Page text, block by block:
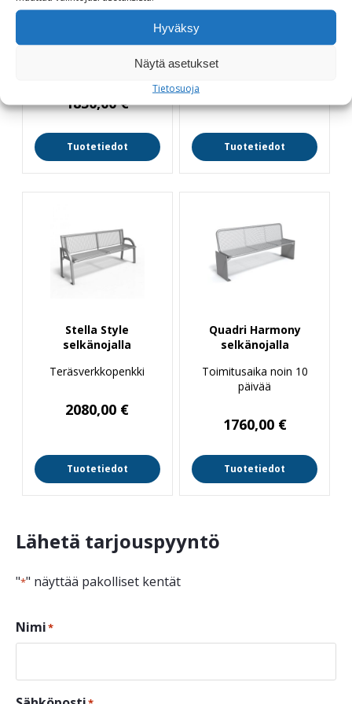
Hyväksy
Näytä asetukset
Tietosuoja
Piazza+ Harmony 180
selkänojalla, kiinteä
Toimitusaika noin 10
1850,00€
Tuotetiedot
Siesta Style Recyc
Kierrätyspenkki
Tuotetiedot
Stella Style
selkänojalla
Teräsverkkopenkki
2080,00 €
Tuotetiedot
Quadri Harmony
selkänojalla
Toimitusaika noin 10
päivää
1760,00 €
Tuotetiedot
Lähetä tarjouspyyntö
"*" näyttää pakolliset kentät
Nimi*